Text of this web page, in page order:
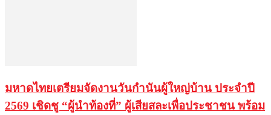
มหาดไทยเตรียมจัดงานวันกำนันผู้ใหญ่บ้าน ประจำปี
2569 เชิดชู “ผู้นำท้องที่” ผู้เสียสละเพื่อประชาชน พร้อม